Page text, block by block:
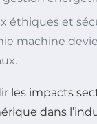
éthiques et
machine
les impacts
dans